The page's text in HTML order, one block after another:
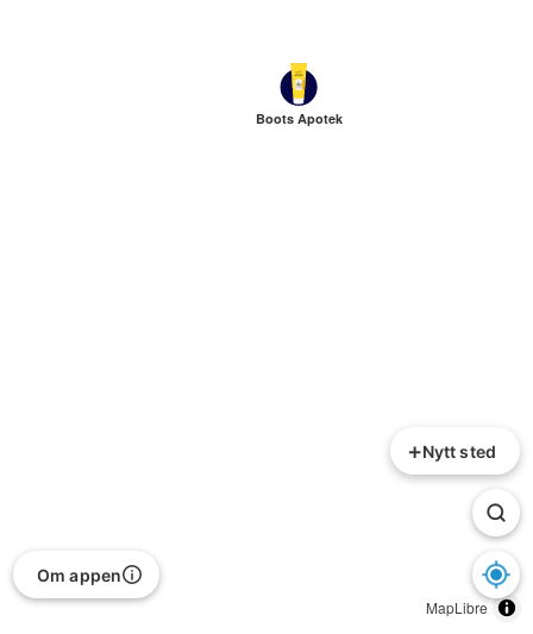
Boots Apotek
MapLibre
+Nytt sted
Om appen